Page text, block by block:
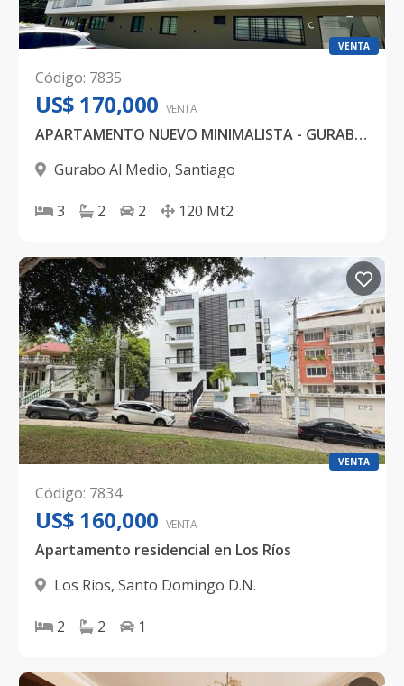
VENTA
Código: 7835
US$ 170,000 VENTA
APARTAMENTO NUEVO MINIMALISTA - GURABO - SANTIAGO
Gurabo Al Medio, Santiago
3 2 2 120 Mt2
VENTA
Código: 7834
US$ 160,000 VENTA
Apartamento residencial en Los Ríos
Los Rios, Santo Domingo D.N.
2 2 1